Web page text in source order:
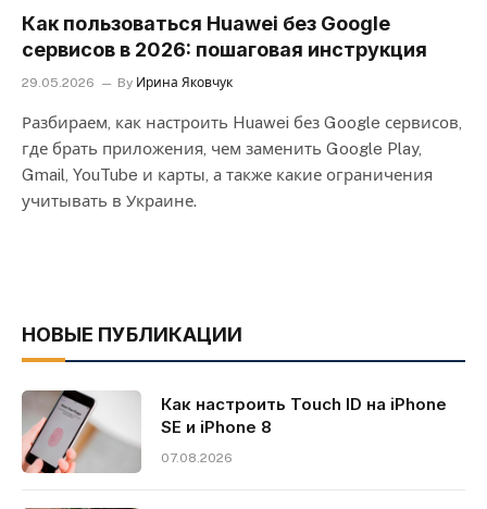
Как пользоваться Huawei без Google
сервисов в 2026: пошаговая инструкция
29.05.2026 By Ирина Яковчук
Разбираем, как настроить Huawei без Google сервисов,
где брать приложения, чем заменить Google Play,
Gmail, YouTube и карты, а также какие ограничения
учитывать в Украине.
НОВЫЕ ПУБЛИКАЦИИ
Как настроить Touch ID на iPhone
SE и iPhone 8
07.08.2026